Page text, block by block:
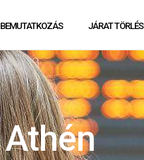
BEMUTATKOZÁS JÁRAT TÖRLÉS
Athén